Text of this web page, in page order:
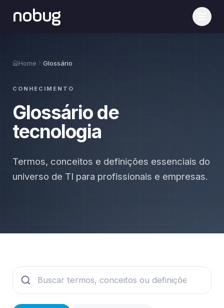
nobug
Home Glossário
CONHECIMENTO
Glossário de
tecnologia
Termos, conceitos e definições essenciais do
universo de TI para profissionais e empresas.